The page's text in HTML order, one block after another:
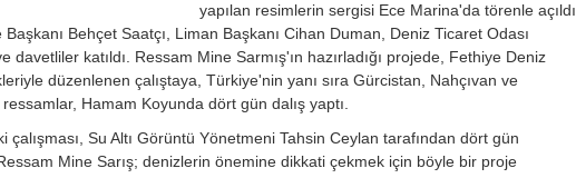
yapılan resimlerin sergisi Ece Marina'da törenle açıldı.
Başkanı Behçet Saatçı, Liman Başkanı Cihan Duman, Deniz Ticaret Odası
davetliler katıldı. Ressam Mine Sarmış'ın hazırladığı projede, Fethiye Deniz
düzenlenen çalıştaya, Türkiye'nin yanı sıra Gürcistan, Nahçıvan ve
Hamam Koyunda dört gün dalış yaptı.
çalışması, Su Altı Görüntü Yönetmeni Tahsin Ceylan tarafından dört gün
Mine Sarış; denizlerin önemine dikkati çekmek için böyle bir proje